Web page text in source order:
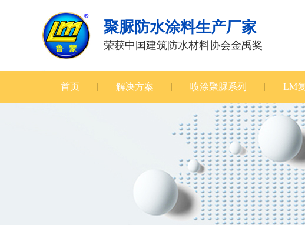
聚脲防水涂料生产厂家
荣获中国建筑防水材料协会金禹奖
首页 解决方案 喷涂聚脲系列 LM